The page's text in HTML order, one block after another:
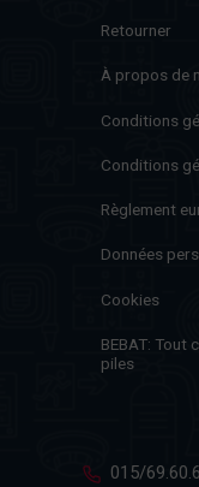
Retourner
À propos de
Conditions
Conditions
Règlement
Données
Cookies
BEBAT: Tout
piles
015/